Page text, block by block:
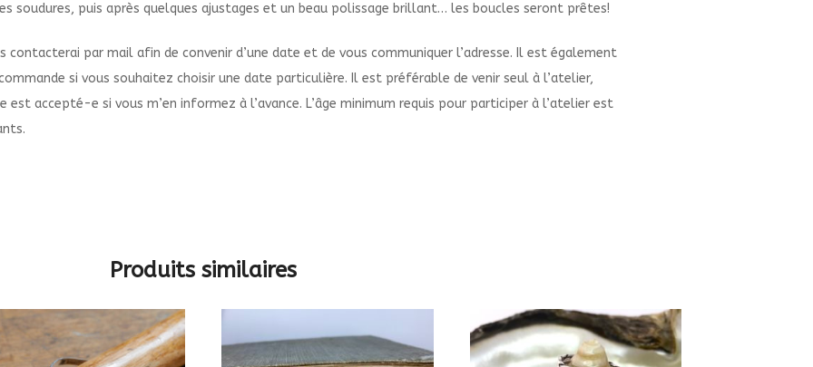
soudures, puis après quelques ajustages et un beau polissage brillant… les boucles seront prêtes!
contacterai par mail afin de convenir d’une date et de vous communiquer l’adresse. Il est également
si vous souhaitez choisir une date particulière. Il est préférable de venir seul à l’atelier,
accepté-e si vous m’en informez à l’avance. L’âge minimum requis pour participer à l’atelier est
Produits similaires